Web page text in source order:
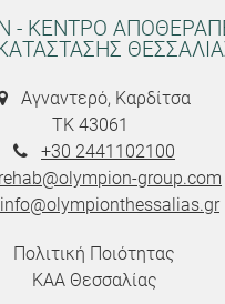
- ΚΕΝΤΡΟ
Αγναντερό, Καρδίτσα
ΤΚ 43061
+30 2441102100
rehab@olympion-group.com
info@olympionthessalias.gr
Πολιτική Ποιότητας
ΚΑΑ Θεσσαλίας